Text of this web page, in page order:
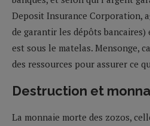
Deposit Insurance Corporation,
de garantir les dépôts
est sous le matelas. Mensonge,
des ressources pour assurer ce
Destruction et
La monnaie morte des zozos,